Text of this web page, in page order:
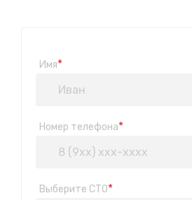
Имя*
Номер телефона*
Выберите СТО*